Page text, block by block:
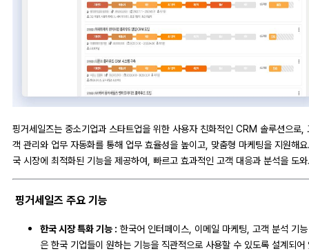
핑거세일즈는 중소기업과 스타트업을 위한 사용자 친화적인 CRM 솔루션으로,
객 관리와 업무 자동화를 통해 업무 효율성을 높이고, 맞춤형 마케팅을 지원해
국 시장에 최적화된 기능을 제공하여, 빠르고 효과적인 고객 대응과 분석을 도
핑거세일즈 주요 기능
한국 시장 특화 기능 : 한국어 인터페이스, 이메일 마케팅, 고객 분석 기
은 한국 기업들이 원하는 기능을 직관적으로 사용할 수 있도록 설계되어